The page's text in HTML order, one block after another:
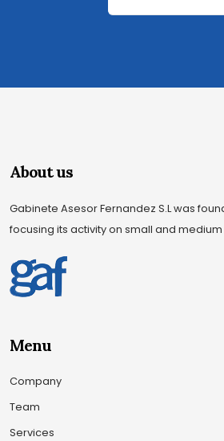
About us
Gabinete Asesor Fernandez S.L was
focusing its activity on small and
Menu
Company
Team
Services